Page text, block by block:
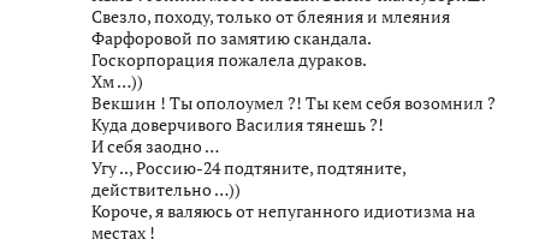
Свезло, походу, только от блеяния и млеяния
Фарфоровой по замятию скандала.
Госкорпорация пожалела дураков.
Хм …))
Векшин ! Ты ополоумел ?! Ты кем себя возомнил ?
Куда доверчивого Василия тянешь ?!
И себя заодно …
Угу .., Россию-24 подтяните, подтяните,
действительно …))
Короче, я валяюсь от непуганного идиотизма на
местах !